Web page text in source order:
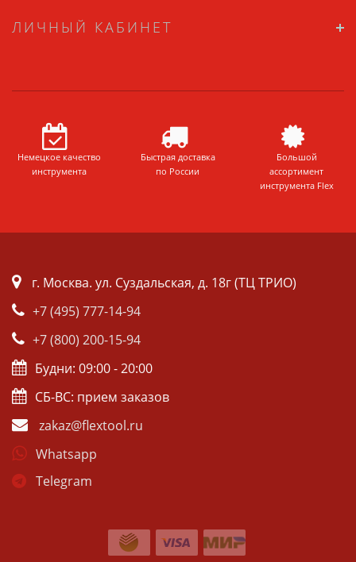
ЛИЧНЫЙ КАБИНЕТ
Немецкое качество
инструмента
Быстрая доставка
по России
Большой
ассортимент
инструмента Flex
г. Москва. ул. Суздальская, д. 18г (ТЦ ТРИО)
+7 (495) 777-14-94
+7 (800) 200-15-94
Будни: 09:00 - 20:00
СБ-ВС: прием заказов
zakaz@flextool.ru
Whatsapp
Telegram